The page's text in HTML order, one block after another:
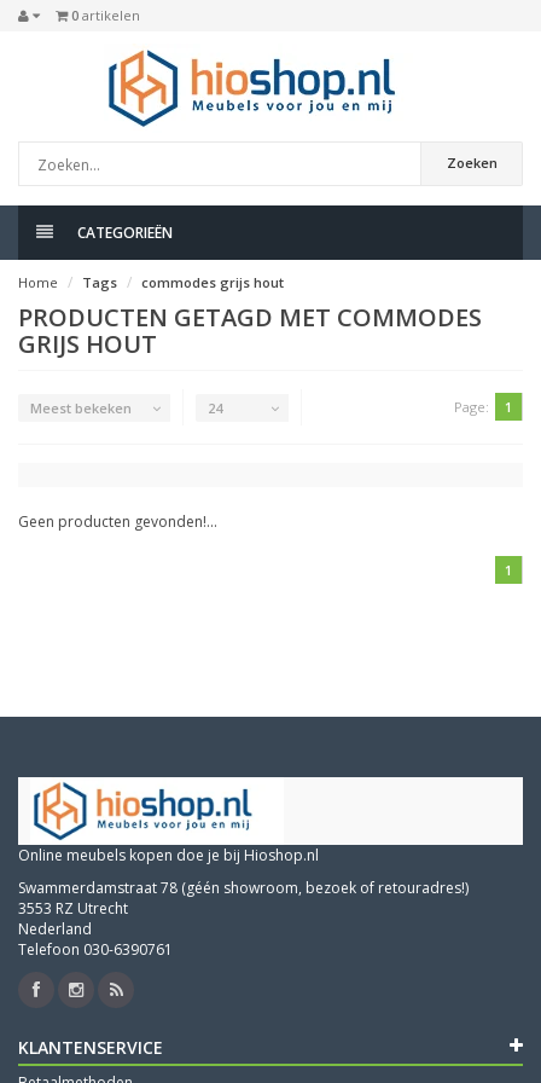
0 artikelen
Zoeken
CATEGORIEËN
Home Tags commodes grijs hout
PRODUCTEN GETAGD MET COMMODES
GRIJS HOUT
Meest bekeken 24 Page: 1
Geen producten gevonden!...
1
Online meubels kopen doe je bij Hioshop.nl
Swammerdamstraat 78 (géén showroom, bezoek of retouradres!)
3553 RZ Utrecht
Nederland
Telefoon 030-6390761
KLANTENSERVICE